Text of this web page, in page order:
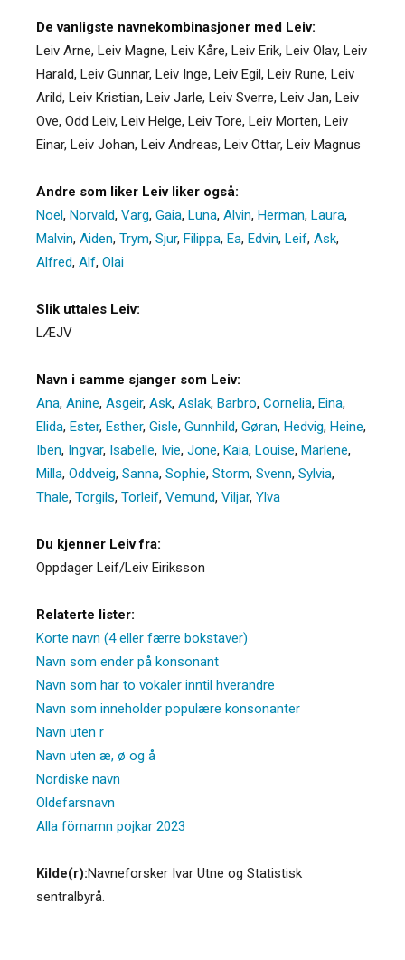
De vanligste navnekombinasjoner med Leiv:
Leiv Arne, Leiv Magne, Leiv Kåre, Leiv Erik, Leiv Olav, Leiv
Harald, Leiv Gunnar, Leiv Inge, Leiv Egil, Leiv Rune, Leiv
Arild, Leiv Kristian, Leiv Jarle, Leiv Sverre, Leiv Jan, Leiv
Ove, Odd Leiv, Leiv Helge, Leiv Tore, Leiv Morten, Leiv
Einar, Leiv Johan, Leiv Andreas, Leiv Ottar, Leiv Magnus
Andre som liker Leiv liker også:
Noel, Norvald, Varg, Gaia, Luna, Alvin, Herman, Laura,
Malvin, Aiden, Trym, Sjur, Filippa, Ea, Edvin, Leif, Ask,
Alfred, Alf, Olai
Slik uttales Leiv:
LÆJV
Navn i samme sjanger som Leiv:
Ana, Anine, Asgeir, Ask, Aslak, Barbro, Cornelia, Eina,
Elida, Ester, Esther, Gisle, Gunnhild, Gøran, Hedvig, Heine,
Iben, Ingvar, Isabelle, Ivie, Jone, Kaia, Louise, Marlene,
Milla, Oddveig, Sanna, Sophie, Storm, Svenn, Sylvia,
Thale, Torgils, Torleif, Vemund, Viljar, Ylva
Du kjenner Leiv fra:
Oppdager Leif/Leiv Eiriksson
Relaterte lister:
Korte navn (4 eller færre bokstaver)
Navn som ender på konsonant
Navn som har to vokaler inntil hverandre
Navn som inneholder populære konsonanter
Navn uten r
Navn uten æ, ø og å
Nordiske navn
Oldefarsnavn
Alla förnamn pojkar 2023
Kilde(r):Navneforsker Ivar Utne og Statistisk
sentralbyrå.